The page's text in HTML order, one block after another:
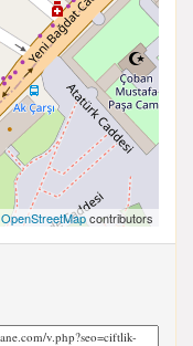
OpenStreetMapcontributors